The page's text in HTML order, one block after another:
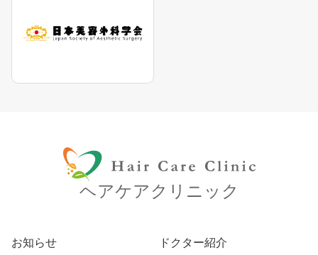
ヘアケアクリニック
お知らせ ドクター紹介